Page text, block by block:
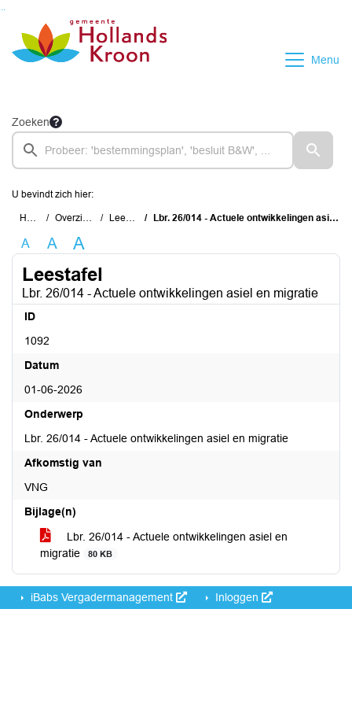
Ga naar de inhoud van deze pagina
Menu
Zoeken
U bevindt zich hier:
Home Overzichten Leestafel Lbr. 26/014 - Actuele ontwikkelingen asiel en migratie
A A A
Leestafel
Lbr. 26/014 - Actuele ontwikkelingen asiel en migratie
ID
1092
Datum
01-06-2026
Onderwerp
Lbr. 26/014 - Actuele ontwikkelingen asiel en migratie
Afkomstig van
VNG
Bijlage(n)
Lbr. 26/014 - Actuele ontwikkelingen asiel en
migratie
80 KB
iBabs Vergadermanagement Inloggen